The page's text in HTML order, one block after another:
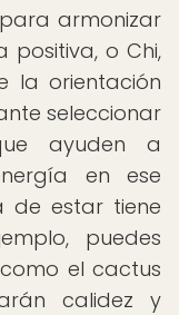
armonizar
positiva, o Chi,
la orientación
seleccionar
ayuden a
en ese
de estar tiene
puedes
el cactus
calidez y